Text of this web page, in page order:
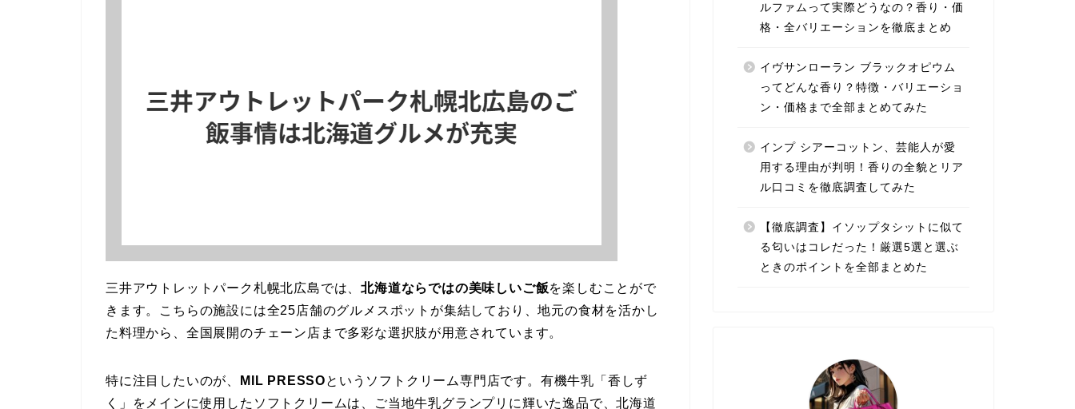
三井アウトレットパーク札幌北広島では、北海道ならではの美味しいご飯を楽しむことがで
きます。こちらの施設には全25店舗のグルメスポットが集結しており、地元の食材を活かし
た料理から、全国展開のチェーン店まで多彩な選択肢が用意されています。
特に注目したいのが、 MIL PRESSOというソフトクリーム専門店です。有機牛乳「香しず
く」をメインに使用したソフトクリームは、ご当地牛乳グランプリに輝いた逸品で、北海道
ルファムって実際どうなの？香り・価
格・全バリエーションを徹底まとめ
イヴサンローラン ブラックオピウム
ってどんな香り？特徴・バリエーショ
ン・価格まで全部まとめてみた
インプ シアーコットン、芸能人が愛
用する理由が判明！香りの全貌とリア
ル口コミを徹底調査してみた
【徹底調査】イソップタシットに似て
る匂いはコレだった！厳選5選と選ぶ
ときのポイントを全部まとめた